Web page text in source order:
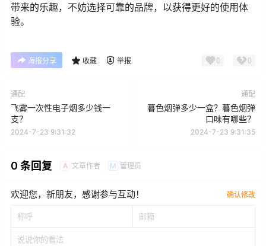
带来的乐趣，不妨选择可靠的品牌，以获得更好的使用体
验。
海报分享 收藏 举报 0 0
通配
飞雾一次性电子烟多少钱一
支？
2024-7-23 9:31:32
通配
暮色烟弹多少一盒？暮色烟弹
口味有哪些？
2024-7-23 9:31:35
0 条回复 A 文章作者 M 管理员
欢迎您，新朋友，感谢参与互动！ 确认修改